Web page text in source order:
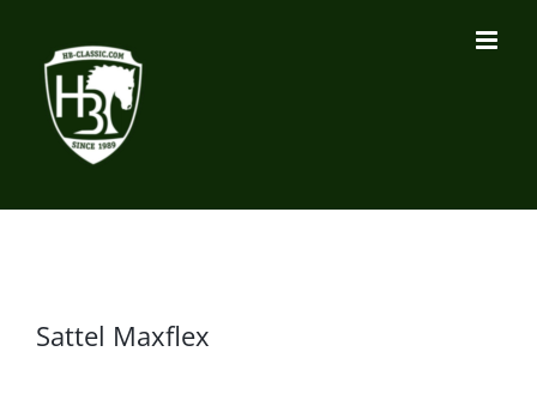
Inhalt
springen
Sattel Maxflex